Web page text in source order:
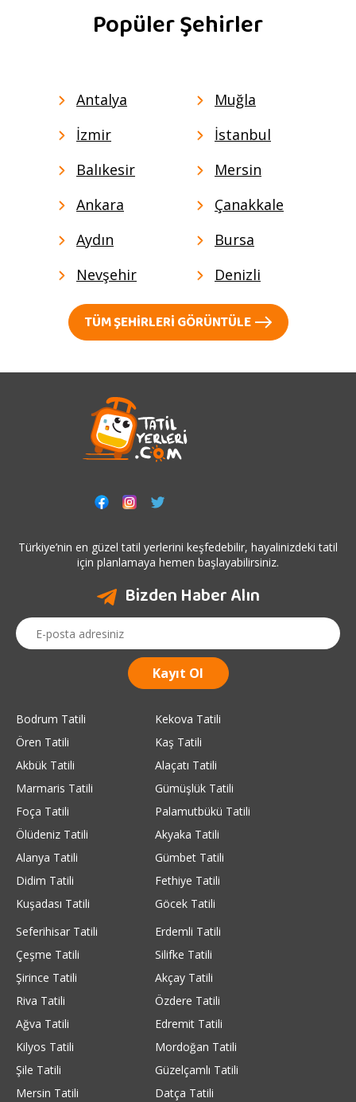
Popüler Şehirler
Antalya
Muğla
İzmir
İstanbul
Balıkesir
Mersin
Ankara
Çanakkale
Aydın
Bursa
Nevşehir
Denizli
TÜM ŞEHIRLERI GÖRÜNTÜLE
Türkiye’nin en güzel tatil yerlerini keşfedebilir, hayalinizdeki tatil
için planlamaya hemen başlayabilirsiniz.
Bizden Haber Alın
Bodrum Tatili
Ören Tatili
Akbük Tatili
Marmaris Tatili
Foça Tatili
Ölüdeniz Tatili
Alanya Tatili
Didim Tatili
Kuşadası Tatili
Kekova Tatili
Kaş Tatili
Alaçatı Tatili
Gümüşlük Tatili
Palamutbükü Tatili
Akyaka Tatili
Gümbet Tatili
Fethiye Tatili
Göcek Tatili
Seferihisar Tatili
Çeşme Tatili
Şirince Tatili
Riva Tatili
Ağva Tatili
Kilyos Tatili
Şile Tatili
Mersin Tatili
Erdemli Tatili
Silifke Tatili
Akçay Tatili
Özdere Tatili
Edremit Tatili
Mordoğan Tatili
Güzelçamlı Tatili
Datça Tatili